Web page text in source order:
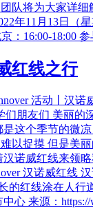
队将为大家详
年11月13日（星
：16:00-18:00
红线之行
活动丨汉诺
们朋友们 美丽的
这个季节的微
以捉摸 但是美
汉诺威红线来领
汉诺威红线
的红线涂在人行
心 来源：https://